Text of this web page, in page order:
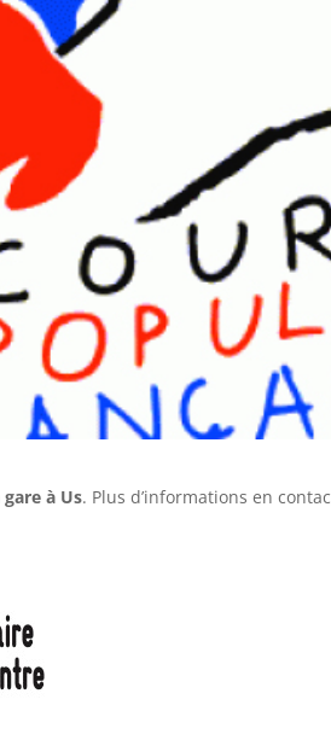
à Us. Plus d’informations en